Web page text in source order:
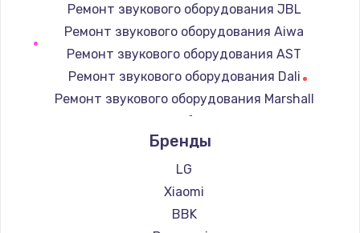
Заказать
Замена регулятора режимов конфорки
900 руб.
Заказать
Замена сенсорного датчика
1300 руб.
Заказать
Ремонт звукового оборудования JBL
Ремонт звукового оборудования Aiwa
Ремонт звукового оборудования AST
Ремонт звукового оборудования Dali
Ремонт звукового оборудования Marshall
Ремонт звукового оборудования Supra
Бренды
LG
Xiaomi
BBK